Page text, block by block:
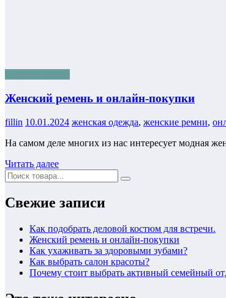
Женский ремень и онлайн-покупки
fillin 10.01.2024 женская одежда, женские ремни,
На самом деле многих из нас интересует модная
Читать далее
Свежие записи
Как подобрать деловой костюм для встречи.
Женский ремень и онлайн-покупки
Как ухаживать за здоровыми зубами?
Как выбрать салон красоты?
Почему стоит выбрать активный семейный